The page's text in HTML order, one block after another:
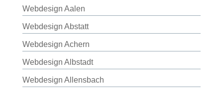
Webdesign Aalen
Webdesign Abstatt
Webdesign Achern
Webdesign Albstadt
Webdesign Allensbach